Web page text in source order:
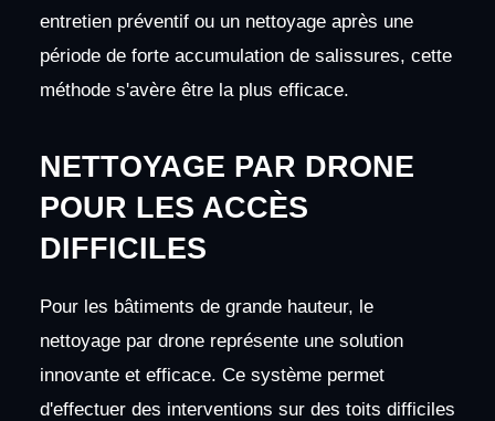
entretien préventif ou un nettoyage après une
période de forte accumulation de salissures, cette
méthode s'avère être la plus efficace.
NETTOYAGE PAR DRONE
POUR LES ACCÈS
DIFFICILES
Pour les bâtiments de grande hauteur, le
nettoyage par drone représente une solution
innovante et efficace. Ce système permet
d'effectuer des interventions sur des toits difficiles